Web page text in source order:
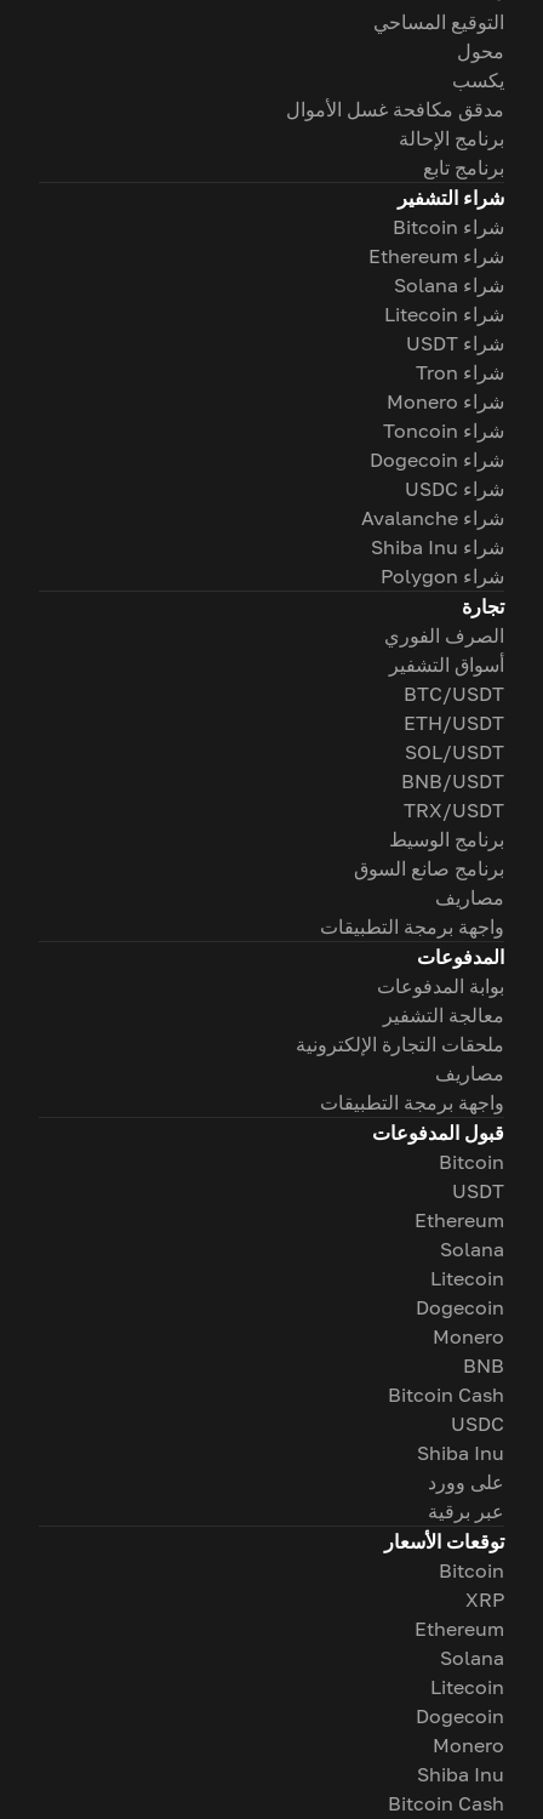
التوقيع المساحي
محول
يكسب
مدقق مكافحة غسل الأموال
برنامج الإحالة
برنامج تابع
شراء التشفير
شراء Bitcoin
شراء Ethereum
شراء Solana
شراء Litecoin
شراء USDT
شراء Tron
شراء Monero
شراء Toncoin
شراء Dogecoin
شراء USDC
شراء Avalanche
شراء Shiba Inu
شراء Polygon
تجارة
الصرف الفوري
أسواق التشفير
BTC/USDT
ETH/USDT
SOL/USDT
BNB/USDT
TRX/USDT
برنامج الوسيط
برنامج صانع السوق
مصاريف
واجهة برمجة التطبيقات
المدفوعات
بوابة المدفوعات
معالجة التشفير
ملحقات التجارة الإلكترونية
مصاريف
واجهة برمجة التطبيقات
قبول المدفوعات
Bitcoin
USDT
Ethereum
Solana
Litecoin
Dogecoin
Monero
BNB
Bitcoin Cash
USDC
Shiba Inu
على وورد
عبر برقية
توقعات الأسعار
Bitcoin
XRP
Ethereum
Solana
Litecoin
Dogecoin
Monero
Shiba Inu
Bitcoin Cash